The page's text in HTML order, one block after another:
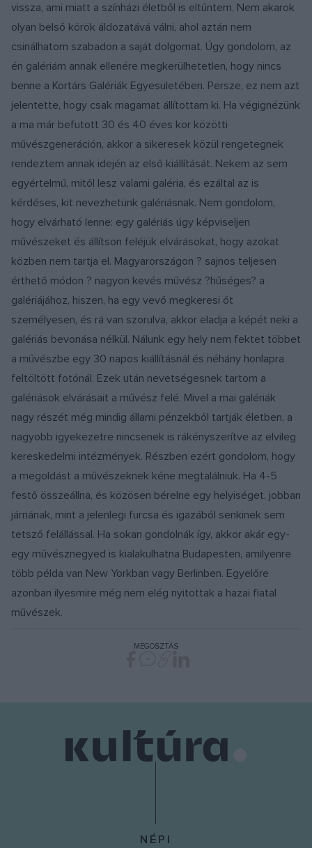
vissza, ami miatt a színházi életből is eltűntem. Nem akarok
olyan belső körök áldozatává válni, ahol aztán nem
csinálhatom szabadon a saját dolgomat. Úgy gondolom, az
én galériám annak ellenére megkerülhetetlen, hogy nincs
benne a Kortárs Galériák Egyesületében. Persze, ez nem azt
jelentette, hogy csak magamat állítottam ki. Ha végignézünk
a ma már befutott 30 és 40 éves kor közötti
művészgeneráción, akkor a sikeresek közül rengetegnek
rendeztem annak idején az első kiállítását. Nekem az sem
egyértelmű, mitől lesz valami galéria, és ezáltal az is
kérdéses, kit nevezhetünk galériásnak. Nem gondolom,
hogy elvárható lenne: egy galériás úgy képviseljen
művészeket és állítson feléjük elvárásokat, hogy azokat
közben nem tartja el. Magyarországon ? sajnos teljesen
érthető módon ? nagyon kevés művész ?hűséges? a
galériájához, hiszen, ha egy vevő megkeresi őt
személyesen, és rá van szorulva, akkor eladja a képét neki a
galériás bevonása nélkül. Nálunk egy hely nem fektet többet
a művészbe egy 30 napos kiállításnál és néhány honlapra
feltöltött fotónál. Ezek után nevetségesnek tartom a
galériások elvárásait a művész felé. Mivel a mai galériák
nagy részét még mindig állami pénzekből tartják életben, a
nagyobb igyekezetre nincsenek is rákényszerítve az elvileg
kereskedelmi intézmények. Részben ezért gondolom, hogy
a megoldást a művészeknek kéne megtalálniuk. Ha 4-5
festő összeállna, és közösen bérelne egy helyiséget, jobban
járnának, mint a jelenlegi furcsa és igazából senkinek sem
tetsző felállással. Ha sokan gondolnák így, akkor akár egy-
egy művésznegyed is kialakulhatna Budapesten, amilyenre
több példa van New Yorkban vagy Berlinben. Egyelőre
azonban ilyesmire még nem elég nyitottak a hazai fiatal
művészek.
MEGOSZTÁS
NÉPI